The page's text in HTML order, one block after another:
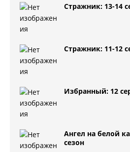
Стражник: 13-14
Стражник: 11-12
Избранный: 12
Ангел на белой
сезон